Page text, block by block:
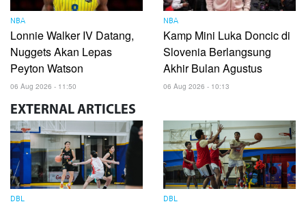
NBA
Lonnie Walker IV Datang,
Nuggets Akan Lepas
Peyton Watson
06 Aug 2026 - 11:50
NBA
Kamp Mini Luka Doncic di
Slovenia Berlangsung
Akhir Bulan Agustus
06 Aug 2026 - 10:13
EXTERNAL ARTICLES
DBL DBL